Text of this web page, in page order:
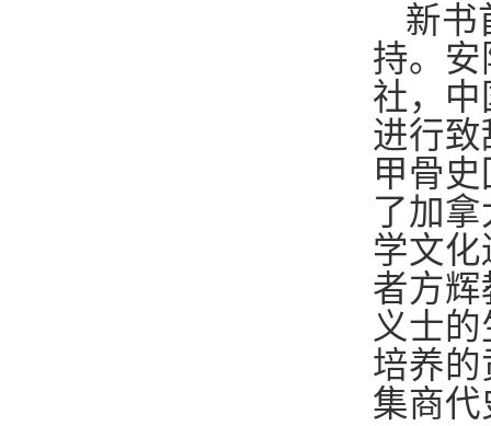
新书
持。
社，
进行
甲骨
了加
学文
者方
义士
培养
集商